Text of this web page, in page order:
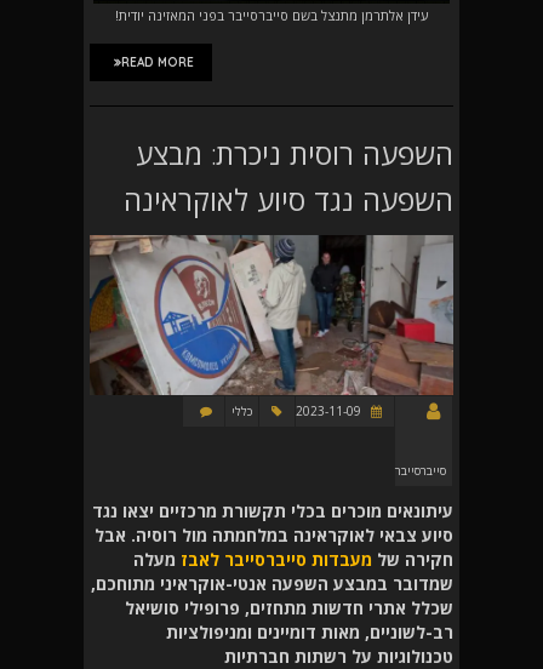
עידן אלתרמן מתנצל בשם סייברסייבר בפני המאזינה יודית!
READ MORE
השפעה רוסית ניכרת: מבצע
השפעה נגד סיוע לאוקראינה
סייברסייבר
כללי
עיתונאים מוכרים בכלי תקשורת מרכזיים יצאו נגד
סיוע צבאי לאוקראינה במלחמתה מול רוסיה. אבל
חקירה של מעבדות סייברסייבר לאבז מעלה
שמדובר במבצע השפעה אנטי-אוקראיני מתוחכם,
שכלל אתרי חדשות מתחזים, פרופילי סושיאל
רב-לשוניים, מאות דומיינים ומניפולציות
טכנולוגיות על רשתות חברתיות